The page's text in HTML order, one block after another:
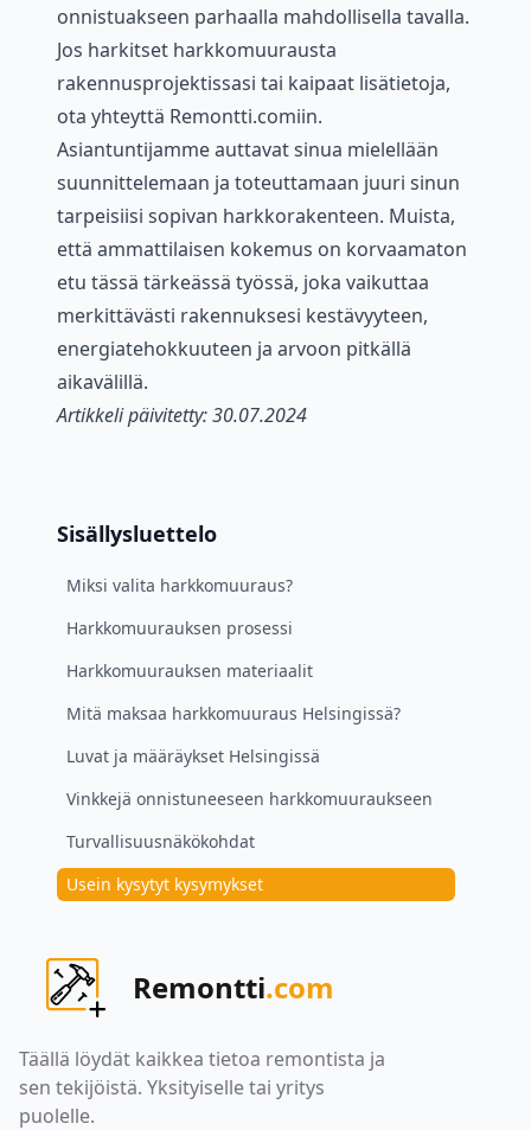
onnistuakseen parhaalla mahdollisella tavalla.
Jos harkitset harkkomuurausta
rakennusprojektissasi tai kaipaat lisätietoja,
ota yhteyttä Remontti.comiin.
Asiantuntijamme auttavat sinua mielellään
suunnittelemaan ja toteuttamaan juuri sinun
tarpeisiisi sopivan harkkorakenteen. Muista,
että ammattilaisen kokemus on korvaamaton
etu tässä tärkeässä työssä, joka vaikuttaa
merkittävästi rakennuksesi kestävyyteen,
energiatehokkuuteen ja arvoon pitkällä
aikavälillä.
Artikkeli päivitetty: 30.07.2024
Sisällysluettelo
Miksi valita harkkomuuraus?
Harkkomuurauksen prosessi
Harkkomuurauksen materiaalit
Mitä maksaa harkkomuuraus Helsingissä?
Luvat ja määräykset Helsingissä
Vinkkejä onnistuneeseen harkkomuuraukseen
Turvallisuusnäkökohdat
Usein kysytyt kysymykset
Remontti.com
Täällä löydät kaikkea tietoa remontista ja
sen tekijöistä. Yksityiselle tai yritys
puolelle.